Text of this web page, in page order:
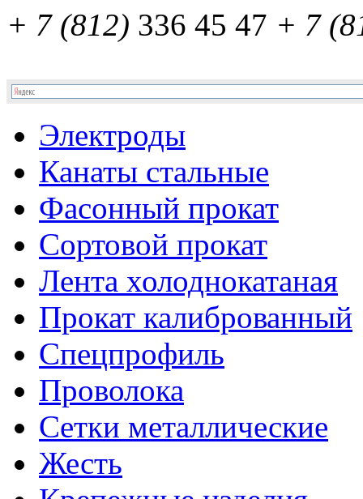
+ 7 (812) 336 45 47 + 7
Электроды
Канаты стальные
Фасонный прокат
Сортовой прокат
Лента холоднокатаная
Прокат калиброванный
Спецпрофиль
Проволока
Сетки металлические
Жесть